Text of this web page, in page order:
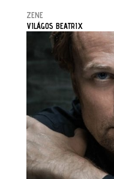
ZENE
VILÁGOS BEATRIX